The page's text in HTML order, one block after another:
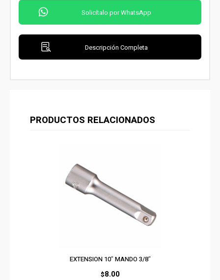
Solicítalo por WhatsApp
Descripción Completa
PRODUCTOS RELACIONADOS
EXTENSION 10″ MANDO 3/8″
$8.00